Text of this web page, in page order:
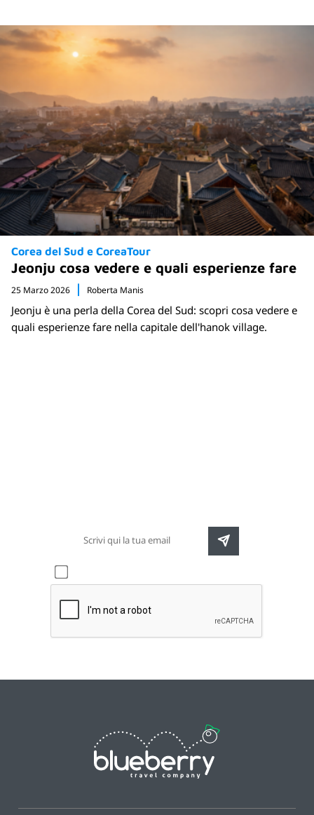
Corea del Sud e CoreaTour
Jeonju cosa vedere e quali esperienze fare
25 Marzo 2026 Roberta Manis
Jeonju è una perla della Corea del Sud: scopri cosa vedere e
quali esperienze fare nella capitale dell'hanok village.